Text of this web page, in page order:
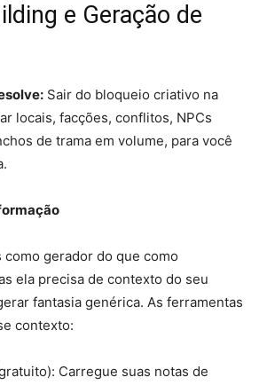
e Geração de
Sair do bloqueio criativo na
locais, facções, conflitos, NPCs
de trama em volume, para você
como gerador do que como
ela precisa de contexto do seu
fantasia genérica. As ferramentas
contexto:
Carregue suas notas de